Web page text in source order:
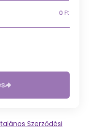
0 Ft
Szerződési